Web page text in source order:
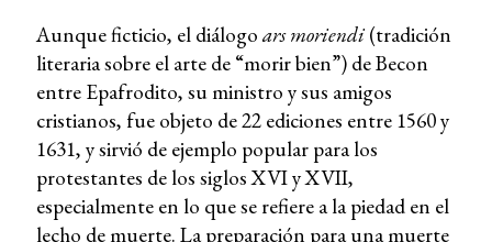
Aunque ficticio, el diálogo ars moriendi(tradición
literaria sobre el arte de “morir bien”) de Becon
entre Epafrodito, su ministro y sus amigos
cristianos, fue objeto de 22 ediciones entre 1560 y
1631, y sirvió de ejemplo popular para los
protestantes de los siglos XVI y XVII,
especialmente en lo que se refiere a la piedad en el
lecho de muerte. La preparación para una muerte